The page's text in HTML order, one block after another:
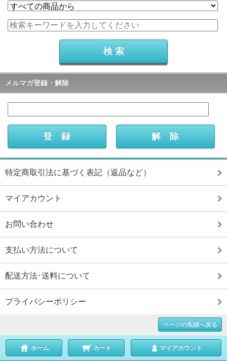
メルマガ登録・解除
特定商取引法に基づく表記（返品など）
マイアカウント
お問い合わせ
支払い方法について
配送方法･送料について
プライバシーポリシー
ページの先頭へ戻る
ホーム カート マイアカウント